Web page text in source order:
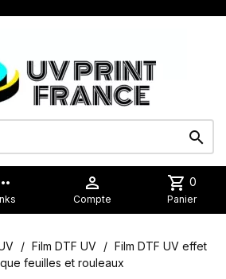


Compte
shopping_cart 0
Panier
Film DTF UV
Film DTF UV effet
feuilles et rouleaux